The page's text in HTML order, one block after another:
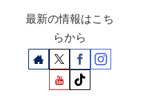
最新の情報はこち
らから